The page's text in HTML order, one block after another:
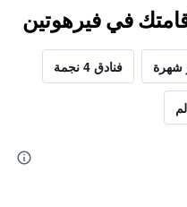
في فيرهوتين
شهرة فنادق 4 نجمة